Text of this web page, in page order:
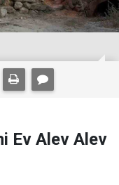
Ev Alev Alev